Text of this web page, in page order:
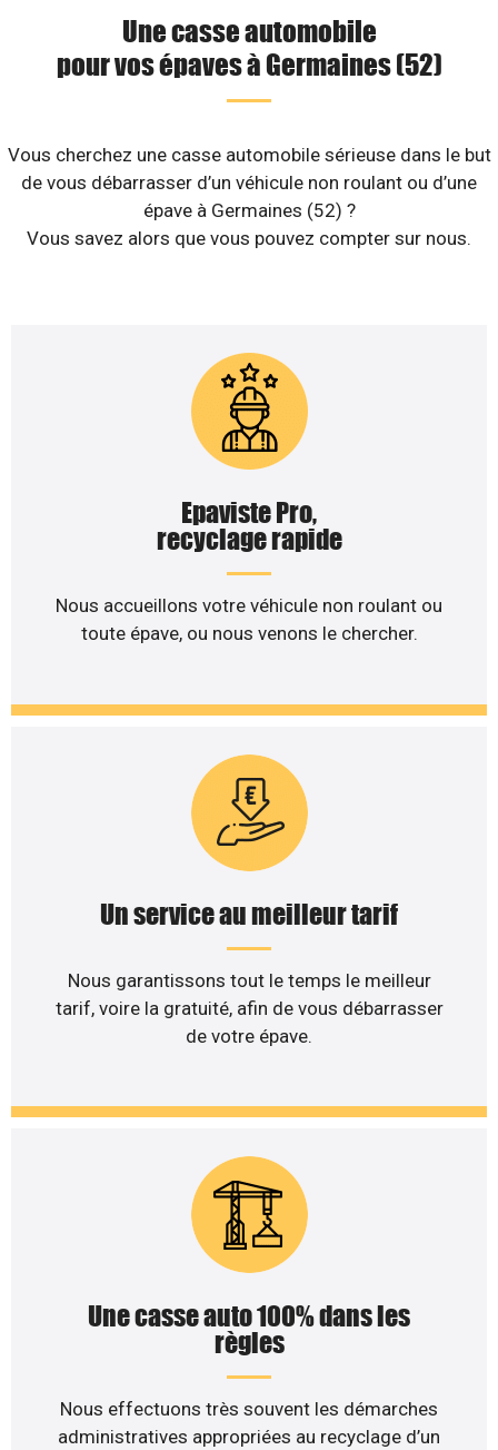
Une casse automobile
pour vos épaves à Germaines (52)
Vous cherchez une casse automobile sérieuse dans le but
de vous débarrasser d’un véhicule non roulant ou d’une
épave à Germaines (52) ?
Vous savez alors que vous pouvez compter sur nous.
Epaviste Pro,
recyclage rapide
Nous accueillons votre véhicule non roulant ou
toute épave, ou nous venons le chercher.
Un service au meilleur tarif
Nous garantissons tout le temps le meilleur
tarif, voire la gratuité, afin de vous débarrasser
de votre épave.
Une casse auto 100% dans les
règles
Nous effectuons très souvent les démarches
administratives appropriées au recyclage d’un